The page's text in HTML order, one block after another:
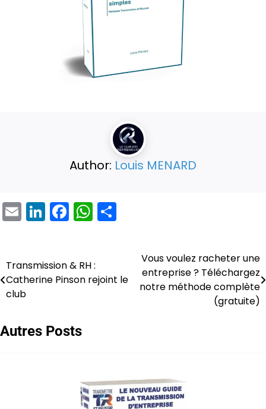
Author: Louis MENARD
EmailLinkedIn
Facebook
WhatsApp
Navigation
de
Transmission & RH :
Catherine Pinson rejoint le
club
Vous voulez racheter une
entreprise ? Téléchargez
notre méthode complète
(gratuite)
Autres Posts